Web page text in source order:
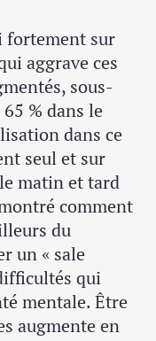
fortement sur
aggrave ces
sous-
% dans le
dans ce
seul et sur
matin et tard
comment
du
un « sale
qui
mentale. Être
augmente en